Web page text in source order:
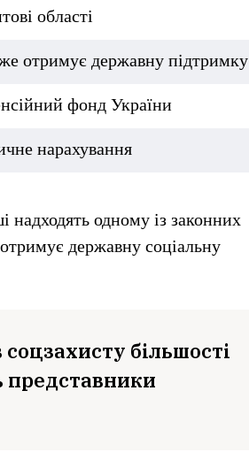
області
отримує державну підтримку
фонд України
нарахування
одному із законних
державну соціальну
більшості
представники